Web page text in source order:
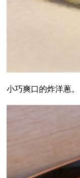
小巧爽口的炸洋蔥。